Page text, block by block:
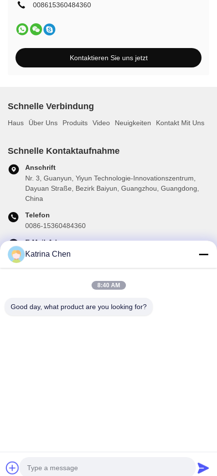
008615360484360
Kontaktieren Sie uns jetzt
Schnelle Verbindung
Haus Über Uns Produits Video Neuigkeiten Kontakt Mit Uns
Schnelle Kontaktaufnahme
Anschrift
Nr. 3, Guanyun, Yiyun Technologie-Innovationszentrum,
Dayuan Straße, Bezirk Baiyun, Guangzhou, Guangdong,
China
Telefon
0086-15360484360
E-Mail-Adresse
brake02@teibrakes.com
Abonnieren Sie unseren Newsletter für Rabatte und mehr.
Katrina Chen
8:40 AM
Good day, what product are you looking for?